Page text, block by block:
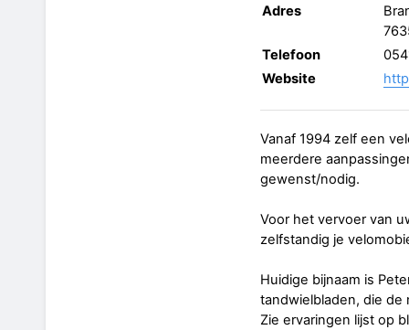
Adres
Telefoon
Website
Vanaf 1994 zelf een
meerdere
gewenst/nodig.
Voor het vervoer van
zelfstandig je
Huidige bijnaam is
tandwielbladen, die
Zie ervaringen lijst op